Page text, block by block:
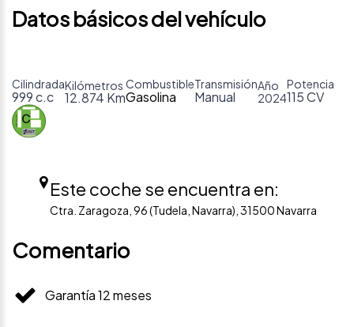
Datos básicos del vehículo
Cilindrada
999 c.c
Kilómetros
12.874 Km
Combustible
Gasolina
Transmisión
Manual
Año
2024
Potencia
115 CV
Este coche se encuentra en:
Ctra. Zaragoza, 96 (Tudela, Navarra), 31500 Navarra
Comentario
Garantía 12 meses